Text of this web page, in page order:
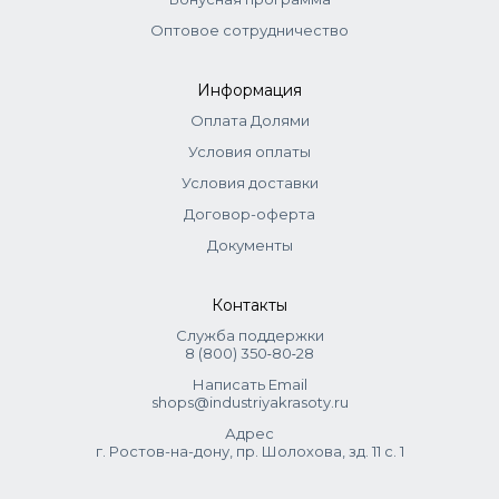
попадания в глаза немедленно промыть большим
количеством воды.
aqua (water), potassium hydroxide, glycerin, propylene
glycol, Acrylates/C10-30 Alkyl Acrylate Crosspolymer,
disodium edta, Allantoin
Оптовое сотрудничество
Информация
Оплата Долями
Условия оплаты
Условия доставки
Договор-оферта
Документы
Контакты
Служба поддержки
8 (800) 350‑80‑28
Написать Email
shops@industriyakrasoty.ru
Адрес
г. Ростов-на-дону, пр. Шолохова, зд. 11 с. 1